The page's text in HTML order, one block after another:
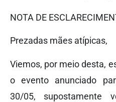
NOTA DE
Prezadas mães atípicas,
Viemos, por meio desta,
o evento anunciado
30/05, supostamente